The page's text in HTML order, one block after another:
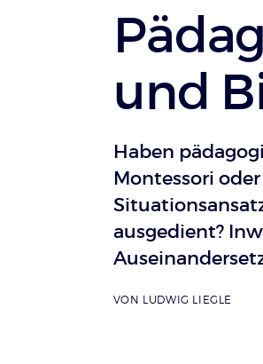
:
und
Haben
Montessori
ausgedient?
VON LUDWIG LIEGLE